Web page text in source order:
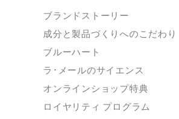
ブランドストーリー
成分と製品づくりへのこだわり
ブルーハート
ラ･メールのサイエンス
オンラインショップ特典
ロイヤリティ プログラム